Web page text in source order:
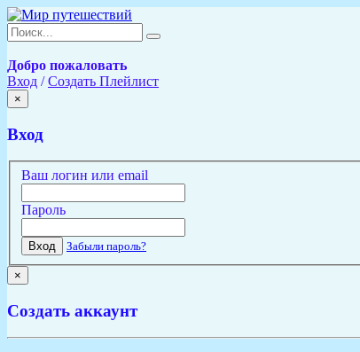
Добро пожаловать
Вход /Создать Плейлист
×
Вход
Ваш логин или email
Пароль
Вход Забыли пароль?
×
Создать аккаунт